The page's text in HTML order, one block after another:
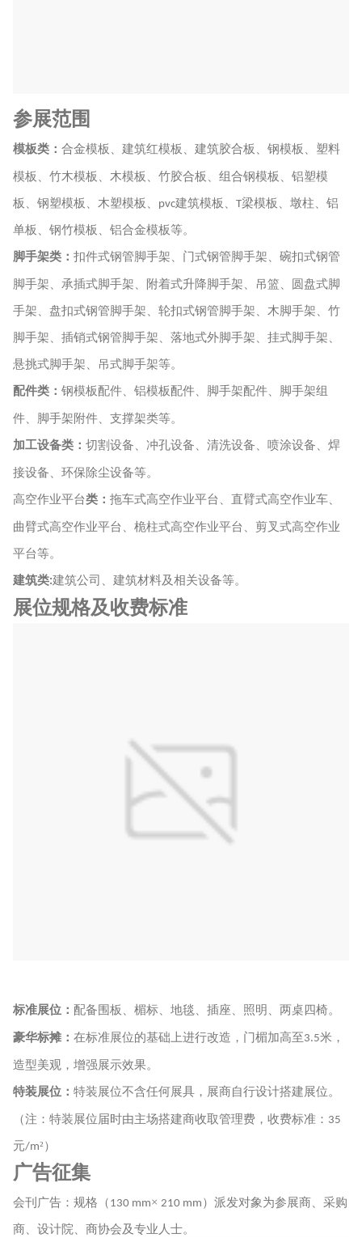
参展范围
模板类： 合金模板、建筑红模板、建筑胶合板、钢模板、塑料
模板、竹木模板、木模板、竹胶合板、组合钢模板、铝塑模
板、钢塑模板、木塑模板、 pvc建筑模板、 T梁模板、墩柱、铝
单板、钢竹模板、铝合金模板等。
脚手架类： 扣件式钢管脚手架、门式钢管脚手架、碗扣式钢管
脚手架、承插式脚手架、附着式升降脚手架、吊篮、圆盘式脚
手架、盘扣式钢管脚手架、轮扣式钢管脚手架、木脚手架、竹
脚手架、插销式钢管脚手架、落地式外脚手架、挂式脚手架、
悬挑式脚手架、吊式脚手架等。
配件类： 钢模板配件、铝模板配件、脚手架配件、脚手架组
件、脚手架附件、支撑架类等。
加工设备类： 切割设备、冲孔设备、清洗设备、喷涂设备、焊
接设备、环保除尘设备等。
高空作业平台类： 拖车式高空作业平台、直臂式高空作业车、
曲臂式高空作业平台、桅柱式高空作业平台、剪叉式高空作业
平台等。
建筑类:建筑公司、建筑材料及相关设备等。
展位规格及收费标准
标准展位： 配备围板、楣标、地毯、插座、照明、两桌四椅。
豪华标摊： 在标准展位的基础上进行改造，门楣加高至3.5米，
造型美观，增强展示效果。
特装展位： 特装展位不含任何展具，展商自行设计搭建展位。
（注： 特装展位届时由主场搭建商收取管理费，收费标准： 35
元/m²）
广告征集
会刊广告：规格（ 130 mm× 210 mm ）派发对象为参展商、采购
商、设计院、商协会及专业人士。